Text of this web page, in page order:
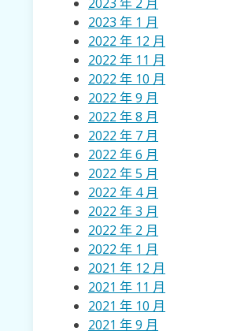
2023 年 1 月
2022 年 12 月
2022 年 11 月
2022 年 10 月
2022 年 9 月
2022 年 8 月
2022 年 7 月
2022 年 6 月
2022 年 5 月
2022 年 4 月
2022 年 3 月
2022 年 2 月
2022 年 1 月
2021 年 12 月
2021 年 11 月
2021 年 10 月
2021 年 9 月